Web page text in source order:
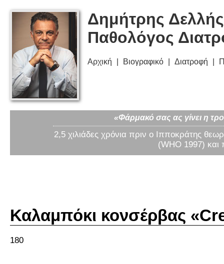
Δημήτρης
Παθολόγος
Αρχική Βιογραφικό Διατροφή
«Φάρμακό σας ας γίνει η
2,5 χιλιάδες χρόνια πριν ο Ιπποκράτης
(WHO 1997) και
Καλαμπόκι κονσέρβας
180